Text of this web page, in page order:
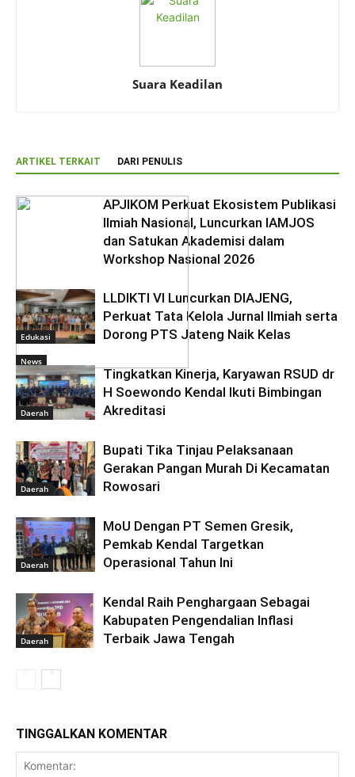
Suara Keadilan
ARTIKEL TERKAIT DARI PENULIS
News
APJIKOM Perkuat Ekosistem Publikasi
Ilmiah Nasional, Luncurkan IAMJOS
dan Satukan Akademisi dalam
Workshop Nasional 2026
Edukasi
LLDIKTI VI Luncurkan DIAJENG,
Perkuat Tata Kelola Jurnal Ilmiah serta
Dorong PTS Jateng Naik Kelas
Daerah
Tingkatkan Kinerja, Karyawan RSUD dr
H Soewondo Kendal Ikuti Bimbingan
Akreditasi
Daerah
Bupati Tika Tinjau Pelaksanaan
Gerakan Pangan Murah Di Kecamatan
Rowosari
Daerah
MoU Dengan PT Semen Gresik,
Pemkab Kendal Targetkan
Operasional Tahun Ini
Daerah
Kendal Raih Penghargaan Sebagai
Kabupaten Pengendalian Inflasi
Terbaik Jawa Tengah
TINGGALKAN KOMENTAR